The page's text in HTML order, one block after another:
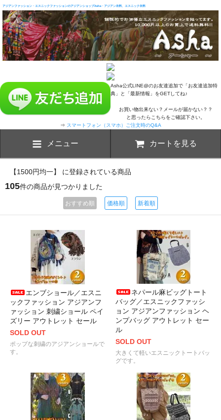
アジアンファッション・エスニックファッションのアジアンショップAsha・アジアン衣料、エスニック衣料
Asha公式LINE@のお友達追加で「お友達追加特
典」と「最新情報」をGETしてね♪
お買い物出来ない？メールが届かない？？
と思ったらこちらをご確認下さい。
⇒ スマートフォン（スマホ）ご注文時のQ&A
メニュー カートを見る
【1500円均一】 に登録されている商品
105件の商品が見つかりました
おすすめ順 価格順 新着順
エンブショール／エスニ
ックファッション アジアンフ
ァッション 刺繍ショール ペイ
ズリー アウトレット セール
SOLD OUT
ポップな刺繍のアジアンショールで
す。
ネパール麻ビッグトート
バッグ／エスニックファッシ
ョン アジアンファッション ヘ
ンプバッグ アウトレット セー
ル
SOLD OUT
大きくて軽いエスニックトートバッ
グです。